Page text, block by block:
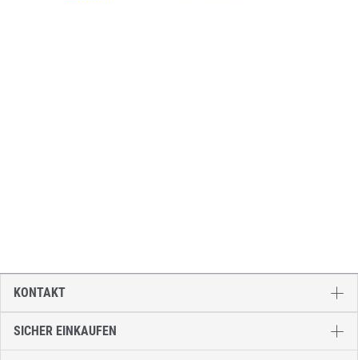
SICHER EINKAUFEN
KONTAKT